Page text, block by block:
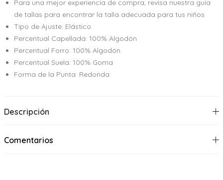
Para una mejor experiencia de compra, revisa nuestra guía
de tallas para encontrar la talla adecuada para tus niños
Tipo de Ajuste: Elástico
Percentual Capellada: 100% Algodón
Percentual Forro: 100% Algodón
Percentual Suela: 100% Goma
Forma de la Punta: Redonda
Descripción
Comentarios